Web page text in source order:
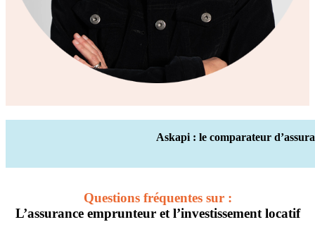
Askapi : le comparateur
Questions fréquentes sur :
L’assurance emprunteur et l’investissement locatif